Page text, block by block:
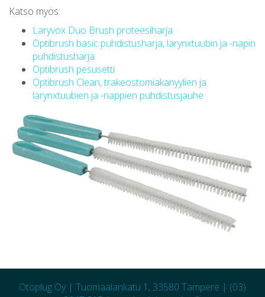
Katso myös:
Laryvox Duo Brush proteesiharja
Optibrush basic puhdistusharja, larynxtuubin ja -napin
puhdistusharja.
Optibrush pesusetti
Optibrush Clean, trakeostomiakanyylien ja
larynxtuubien ja -nappien puhdistusjauhe
Otoplug Oy | Tuomaalankatu 1, 33580 Tampere | (03)